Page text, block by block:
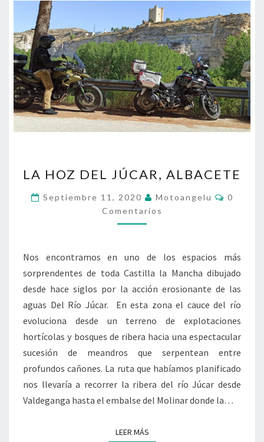
HOZ
DEL
JÚCAR,
ALBACETE
LA HOZ DEL JÚCAR, ALBACETE
Septiembre 11, 2020 Motoangelu
0
Comentarios
Nos encontramos en uno de los espacios más
sorprendentes de toda Castilla la Mancha dibujado
desde hace siglos por la acción erosionante de las
aguas Del Río Júcar. En esta zona el cauce del río
evoluciona desde un terreno de explotaciones
hortícolas y bosques de ribera hacia una espectacular
sucesión de meandros que serpentean entre
profundos cañones. La ruta que habíamos planificado
nos llevaría a recorrer la ribera del río Júcar desde
Valdeganga hasta el embalse del Molinar donde la…
LEER MÁSLEER MÁS